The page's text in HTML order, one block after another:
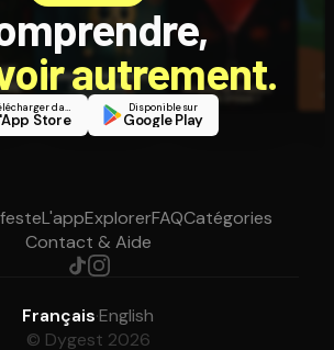
autrement.
Télécharger dans
Store
Disponible sur
Google Play
L'appExplorerFAQCatégories
Contact & Aide
Français·English
© Dygest 2026